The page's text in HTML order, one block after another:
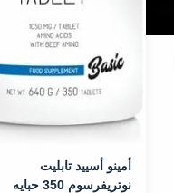
أمينو أسييد تابليت
نوتريفرسوم 350 حبايه